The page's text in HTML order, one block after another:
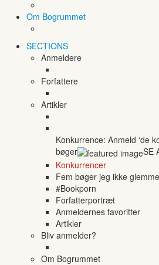
Om Bogrummet
SECTIONS
Anmeldere
Forfattere
Artikler
Konkurrence: Anmeld ‘de
bøger
SE
Konkurrencer
Fem bøger jeg ikke
#Bookporn
Forfatterportræt
Anmeldernes favoritter
Artikler
Bliv anmelder?
Om Bogrummet